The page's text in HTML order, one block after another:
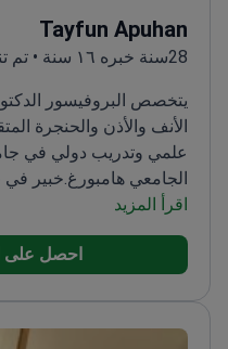
Tayfun Apuhan
28سنة خبره ١٦ سنة • تم تنفيذ 4000+ علاجات
يتخصص البروفيسور
علمي وتدريب دولي في
الجامعي هامبورغ.خبير في
والجمالية بما في ذلك
الأنفييجري جراحات
متخصص في تشخيص
والحنجرة في مستشفى
اقرأ المزيد
احصل على